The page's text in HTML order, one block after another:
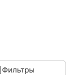
Фильтры